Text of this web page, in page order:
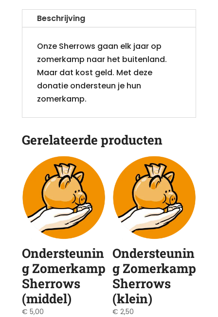
aantal
Beschrijving
Onze Sherrows gaan elk jaar op
zomerkamp naar het buitenland.
Maar dat kost geld. Met deze
donatie ondersteun je hun
zomerkamp.
Gerelateerde producten
Ondersteunin
g Zomerkamp
Sherrows
(middel)
€ 5,00
Ondersteunin
g Zomerkamp
Sherrows
(klein)
€ 2,50